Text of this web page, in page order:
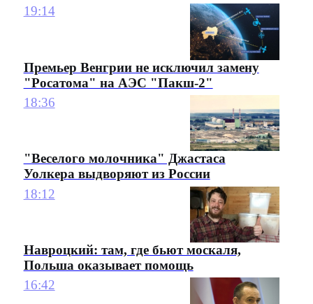
19:14
Премьер Венгрии не исключил замену
"Росатома" на АЭС "Пакш-2"
18:36
"Веселого молочника" Джастаса
Уолкера выдворяют из России
18:12
Навроцкий: там, где бьют москаля,
Польша оказывает помощь
16:42